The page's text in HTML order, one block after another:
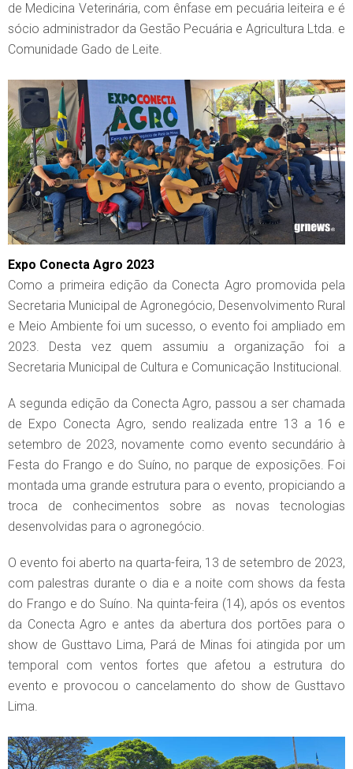
de Medicina Veterinária, com ênfase em pecuária leiteira e é
sócio administrador da Gestão Pecuária e Agricultura Ltda. e
Comunidade Gado de Leite.
Expo Conecta Agro 2023
Como a primeira edição da Conecta Agro promovida pela
Secretaria Municipal de Agronegócio, Desenvolvimento Rural
e Meio Ambiente foi um sucesso, o evento foi ampliado em
2023. Desta vez quem assumiu a organização foi a
Secretaria Municipal de Cultura e Comunicação Institucional.
A segunda edição da Conecta Agro, passou a ser chamada
de Expo Conecta Agro, sendo realizada entre 13 a 16 e
setembro de 2023, novamente como evento secundário à
Festa do Frango e do Suíno, no parque de exposições. Foi
montada uma grande estrutura para o evento, propiciando a
troca de conhecimentos sobre as novas tecnologias
desenvolvidas para o agronegócio.
O evento foi aberto na quarta-feira, 13 de setembro de 2023,
com palestras durante o dia e a noite com shows da festa
do Frango e do Suíno. Na quinta-feira (14), após os eventos
da Conecta Agro e antes da abertura dos portões para o
show de Gusttavo Lima, Pará de Minas foi atingida por um
temporal com ventos fortes que afetou a estrutura do
evento e provocou o cancelamento do show de Gusttavo
Lima.